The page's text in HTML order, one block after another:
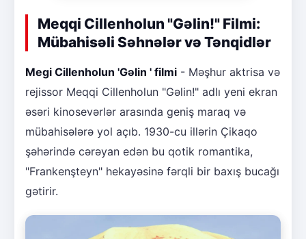
Meqqi Cillenholun "Gəlin!" Filmi:
Mübahisəli Səhnələr və Tənqidlər
Megi Cillenholun 'Gəlin ' filmi - Məşhur aktrisa və
rejissor Meqqi Cillenholun "Gəlin!" adlı yeni ekran
əsəri kinosevərlər arasında geniş maraq və
mübahisələrə yol açıb. 1930-cu illərin Çikaqo
şəhərində cərəyan edən bu qotik romantika,
"Frankenşteyn" hekayəsinə fərqli bir baxış bucağı
gətirir.